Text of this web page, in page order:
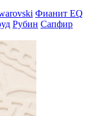
Фианит EQ
Рубин Сапфир